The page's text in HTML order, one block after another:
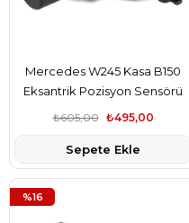
Mercedes W245 Kasa B150
Eksantrik Pozisyon Sensörü
Bsg Marka A2729050043
₺495,00
₺605,00
Sepete Ekle
%16